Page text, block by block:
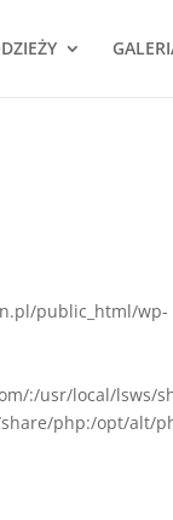
public_html/wp-
:/usr/local/lsws/
php:/opt/alt/